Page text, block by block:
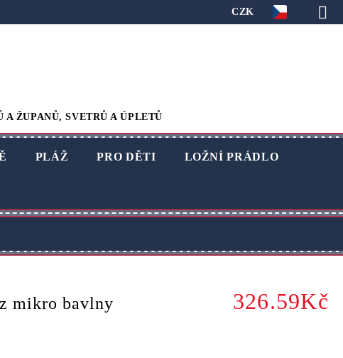
CZK
ŽUPANŮ, SVETRŮ A ÚPLETŮ
PLÁŽ PRO DĚTI LOŽNÍ PRÁDLO
mikro bavlny
326.59Kč